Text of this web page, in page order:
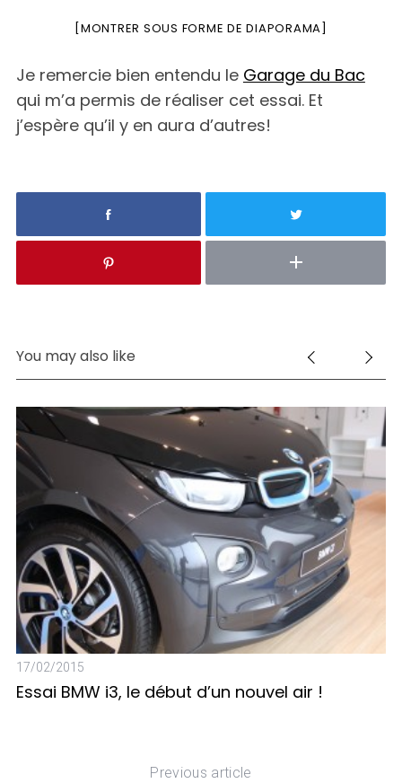
[MONTRER SOUS FORME DE DIAPORAMA]
Je remercie bien entendu le Garage du Bac
qui m’a permis de réaliser cet essai. Et
j’espère qu’il y en aura d’autres!
You may also like
17/02/2015
Essai BMW i3, le début d’un nouvel air !
Previous article